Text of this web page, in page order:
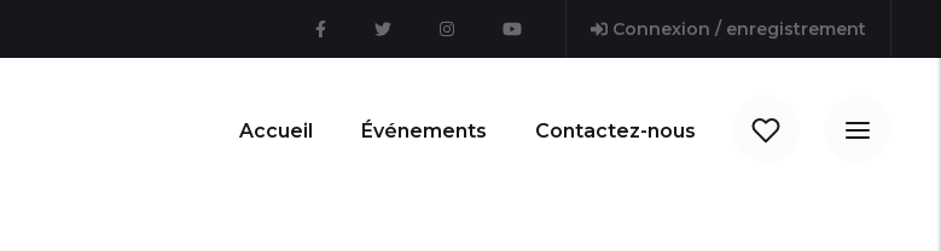
Connexion / enregistrement
Accueil Événements Contactez-nous